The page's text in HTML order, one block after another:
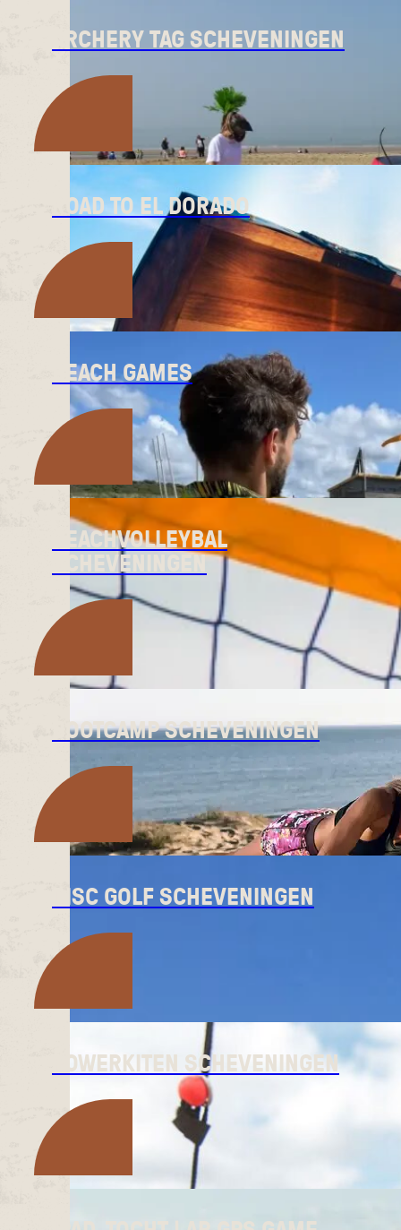
ARCHERY TAG SCHEVENINGEN
ROAD TO EL DORADO
BEACH GAMES
BEACHVOLLEYBAL
SCHEVENINGEN
BOOTCAMP SCHEVENINGEN
DISC GOLF SCHEVENINGEN
POWERKITEN SCHEVENINGEN